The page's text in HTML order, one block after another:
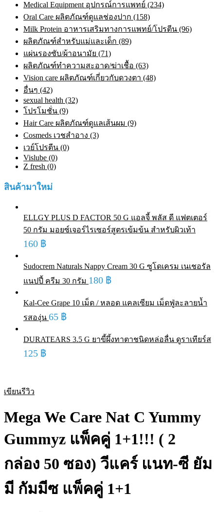
Medical Equipment อุปกรณ์การแพทย์ (234)
Oral Care ผลิตภัณฑ์ดูแลช่องปาก (158)
Milk Protein อาหารเสริมทางการแพทย์/โปรตีน (96)
ผลิตภัณฑ์สำหรับแม่และเด็ก (89)
แผ่นรองซับ/ผ้าอนามัย (71)
ผลิตภัณฑ์ทําความสะอาด/ฆ่าเชื้อ (63)
Vision care ผลิตภัณฑ์เกี่ยวกับดวงตา (48)
อื่นๆ (42)
sexual health (32)
โปรโมชั่น (9)
Hair Care ผลิตภัณฑ์ดูแลเส้นผม (9)
Cosmeds เวชสําอาง (3)
เวย์โปรตีน (0)
Vislube (0)
Z fresh (0)
สินค้ามาใหม่
ELLGY PLUS D FACTOR 50 G แอลจี้ พลัส ดี แฟตเตอร์
50 กรัม มอยซ์เจอร์ไรเซอร์สูตรเข้มข้น สำหรับผิวเท้า
160 ฿
Sudocrem Naturals Nappy Cream 30 G ซูโดเครม เนเชอรัล
แนปปี้ ครีม 30 กรัม 180 ฿
Kal-Cee Grape 10 เม็ด / หลอด แคลเซียม เม็ดฟู่ละลายน้ำ
รสองุ่น 65 ฿
DURATEARS 3.5 G ยาขี้ผึ้งทาตาชนิดหล่อลื่น ดูราเทียร์ส
125 ฿
เขียนรีวิว
Mega We Care Nat C Yummy
Gummyz แพ็คคู่ 1+1!!! ( 2
กล่อง 50 ซอง) วีแคร์ แนท-ซี ยัม
มี กัมมีซ แพ็คคู่ 1+1